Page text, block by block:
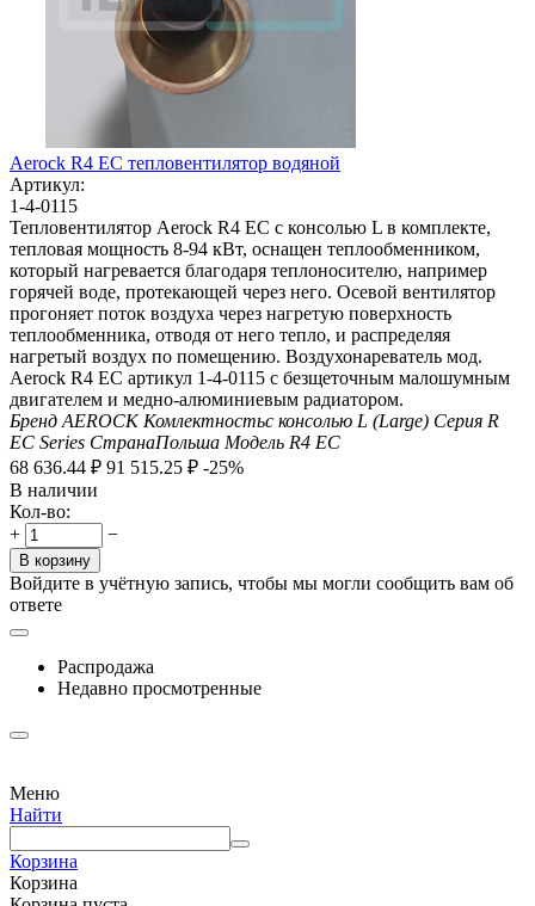
Aerock R4 EC тепловентилятор водяной
Артикул:
1-4-0115
Тепловентилятор Aerock R4 EC с консолью L в комплекте,
тепловая мощность 8-94 кВт, оснащен теплообменником,
который нагревается благодаря теплоносителю, например
горячей воде, протекающей через него. Осевой вентилятор
прогоняет поток воздуха через нагретую поверхность
теплообменника, отводя от него тепло, и распределяя
нагретый воздух по помещению. Воздухонареватель мод.
Aerock R4 EC артикул 1-4-0115 с безщеточным малошумным
двигателем и медно-алюминиевым радиатором.
БрендAEROCK Комлектностьс консолью L (Large) Серия R
EC Series СтранаПольша Модель R4 EC
68 636.44 ₽ 91 515.25 ₽ -25%
В наличии
Кол-во:
+
−
В корзину
Войдите в учётную запись, чтобы мы могли сообщить вам об
ответе
Распродажа
Недавно просмотренные
Меню
Найти
Корзина
Корзина